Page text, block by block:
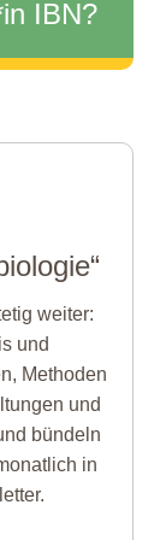
IBN?
weiter:
und
Methoden
und
bündeln
in